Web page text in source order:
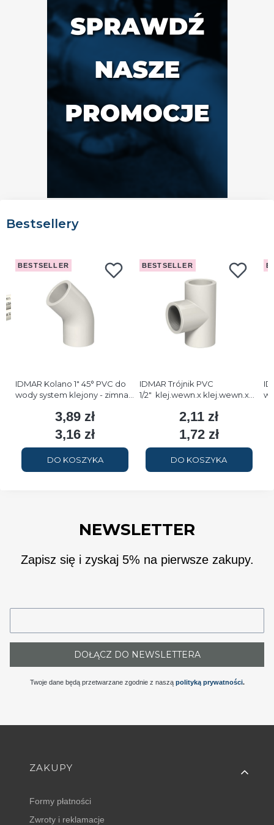
Bestsellery
BESTSELLER
IDMAR Kolano 1" 45° PVC do
wody system klejony - zimna
Cena
3,89 zł
Cena
3,16 zł
DO KOSZYKA
BESTSELLER
IDMAR Trójnik PVC
1/2" klej.wewn.x klej.wewn.x
Cena
2,11 zł
Cena
1,72 zł
DO KOSZYKA
NEWSLETTER
Zapisz się i zyskaj 5% na pierwsze zakupy.
DOŁĄCZ DO NEWSLETTERA
Twoje dane będą przetwarzane zgodnie z naszą polityką prywatności.
Linki w stopce
ZAKUPY
Formy płatności
Zwroty i reklamacje